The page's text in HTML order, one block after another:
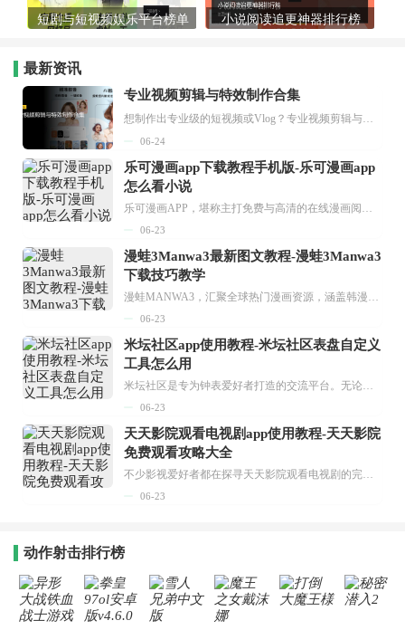
短剧与短视频娱乐平台榜单 小说阅读追更神器排行榜
最新资讯
专业视频剪辑与特效制作合集
06-24
乐可漫画app下载教程手机版-乐可漫画app
怎么看小说
乐可漫画APP，堪称主打免费与高清的在线漫画阅读神器。其官方版提供海量完整版漫画资源，无论是国内漫画，还是日漫、韩漫、台漫、美漫等国外漫画，应有尽有，随时供你阅读。只需轻点一下，便能直接进入阅读界面。不仅如此，乐可漫画最新版本更新速度极快，在这里，你总能抢先看到全网一手漫画章节内容！...
06-23
漫蛙3Manwa3最新图文教程-漫蛙3Manwa3
下载技巧教学
漫蛙MANWA3，汇聚全球热门漫画资源，涵盖韩漫、欧美漫画、国漫等多种类型，题材丰富多样，全方位满足用户阅读喜好。它不仅是阅读平台，更是创作平台，为广大用户打造零门槛创作环境。...
06-23
米坛社区app使用教程-米坛社区表盘自定义
工具怎么用
米坛社区是专为钟表爱好者打造的交流平台。无论你是初涉钟表领域的普通爱好者，还是拥有多年收藏经验的资深玩家，都能在此找到属于自己的天地。 无需注册，就能轻松参与其中。通过专业的讨论论坛与丰富的交互功能，你可与世界各地的钟表爱好者畅快交流。若你钟情于钟表，米坛社区无疑是值得一试的理想之选。在这里，你能获取最新的手表资讯，交流见解，提升鉴赏品味，让每一块手表都成为收藏故事中重要的一部分。感兴趣的朋友，不要错过下载机会。...
06-23
天天影院观看电视剧app使用教程-天天影院
免费观看攻略大全
不少影视爱好者都在探寻天天影院观看电视剧的完整方法，结合最新平台使用规则，本篇新手入门攻略全面讲解观看渠道、检索流程、播放设置以及画面模式调整等实用内容。全文适配手机、电脑等主流设备，步骤简洁易懂，无论是初次使用的新手，还是想要优化观影体验的用户，都能参照内容快速上手，熟练掌握平台各项操作技巧，轻松畅享影视内容。...
06-23
动作射击排行榜